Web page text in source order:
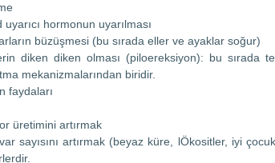
uyarıcı hormonun uyarılması
büzüşmesi (bu sırada eller ve ayaklar soğur)
diken diken olması (piloereksiyon): bu sırada
mekanizmalarından biridir.
faydaları
üretimini artırmak
sayısını artırmak (beyaz küre, lÖkositler, iyi